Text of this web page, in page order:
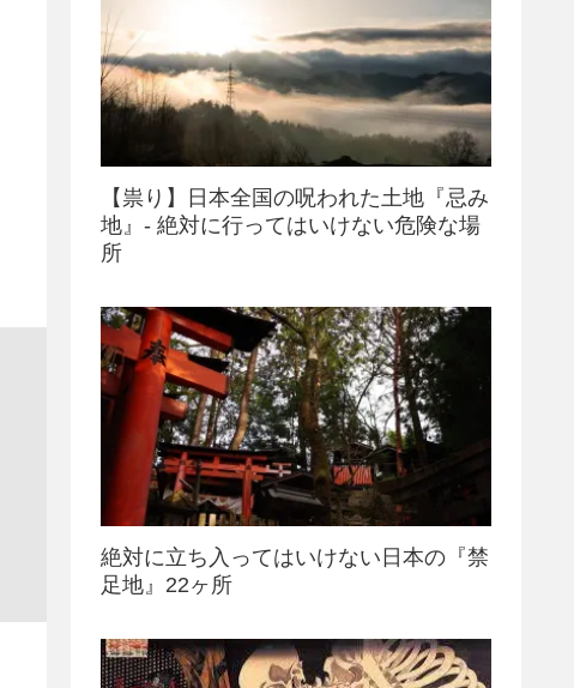
【祟り】日本全国の呪われた土地『忌み
地』- 絶対に行ってはいけない危険な場
所
絶対に立ち入ってはいけない日本の『禁
足地』22ヶ所